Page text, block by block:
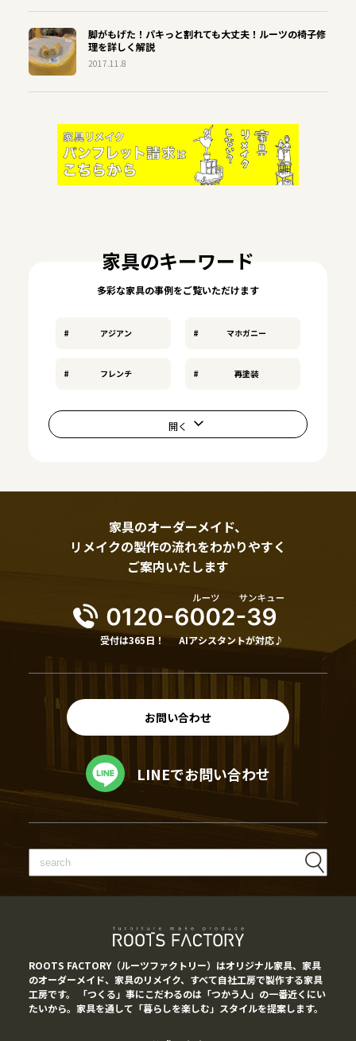
脚がもげた！パキっと割れても大丈夫！ルーツの椅子修
理を詳しく解説
2017.11.8
家具のキーワード
多彩な家具の事例をご覧いただけます
アジアン マホガニー
フレンチ 再塗装
家具のオーダーメイド、
リメイクの製作の流れをわかりやすく
ご案内いたします
受付は365日！ AIアシスタントが対応♪
お問い合わせ
LINEでお問い合わせ
ROOTS FACTORY（ルーツファクトリー）はオリジナル家具、家具
のオーダーメイド、家具のリメイク、すべて自社工房で製作する家具
工房です。 「つくる」事にこだわるのは「つかう人」の一番近くにい
たいから。家具を通して「暮らしを楽しむ」スタイルを提案します。